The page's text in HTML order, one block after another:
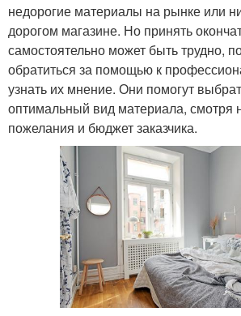
недорогие материалы на рынке или
дорогом магазине. Но принять
самостоятельно может быть трудно,
обратиться за помощью к
узнать их мнение. Они помогут
оптимальный вид материала, смотря
пожелания и бюджет заказчика.